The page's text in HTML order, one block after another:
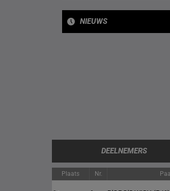
NIEUWS
DEELNEMERS
Plaats Nr.